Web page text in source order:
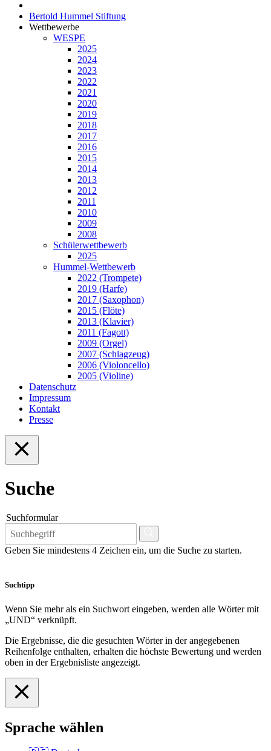
Bertold Hummel Stiftung
Wettbewerbe
WESPE
2025
2024
2023
2022
2021
2020
2019
2018
2017
2016
2015
2014
2013
2012
2011
2010
2009
2008
Schülerwettbewerb
2025
Hummel-Wettbewerb
2022 (Trompete)
2019 (Harfe)
2017 (Saxophon)
2015 (Flöte)
2013 (Klavier)
2011 (Fagott)
2009 (Orgel)
2007 (Schlagzeug)
2006 (Violoncello)
2005 (Violine)
Datenschutz
Impressum
Kontakt
Presse
Suche
Suchformular
Geben Sie mindestens 4 Zeichen ein, um die Suche zu starten.
Suchtipp
Wenn Sie mehr als ein Suchwort eingeben, werden alle Wörter mit
„UND“ verknüpft.
Die Ergebnisse, die die gesuchten Wörter in der angegebenen
Reihenfolge enthalten, erhalten die höchste Bewertung und werden
oben in der Ergebnisliste angezeigt.
Sprache wählen